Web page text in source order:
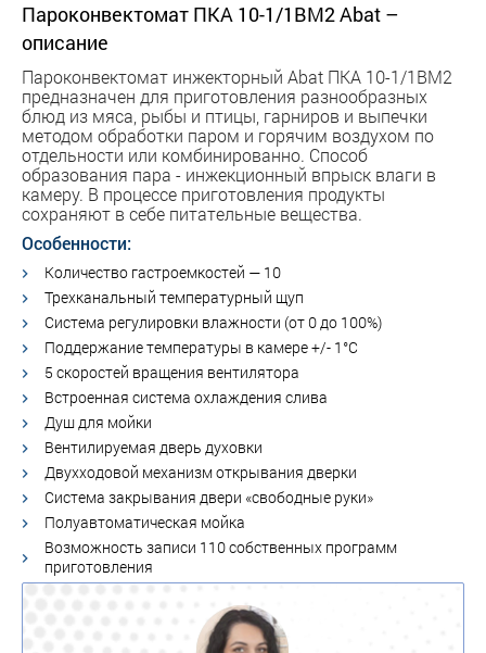
Пароконвектомат ПКА 10-1/1ВМ2 Abat –
описание
Пароконвектомат инжекторный Abat ПКА 10-1/1ВМ2
предназначен для приготовления разнообразных
блюд из мяса, рыбы и птицы, гарниров и выпечки
методом обработки паром и горячим воздухом по
отдельности или комбинированно. Способ
образования пара - инжекционный впрыск влаги в
камеру. В процессе приготовления продукты
сохраняют в себе питательные вещества.
Особенности:
Количество гастроемкостей — 10
Трехканальный температурный щуп
Система регулировки влажности (от 0 до 100%)
Поддержание температуры в камере +/- 1°С
5 скоростей вращения вентилятора
Встроенная система охлаждения слива
Душ для мойки
Вентилируемая дверь духовки
Двухходовой механизм открывания дверки
Система закрывания двери «свободные руки»
Полуавтоматическая мойка
Возможность записи 110 собственных программ
приготовления